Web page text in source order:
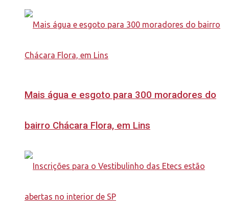
Mais água e esgoto para 300 moradores do
bairro Chácara Flora, em Lins